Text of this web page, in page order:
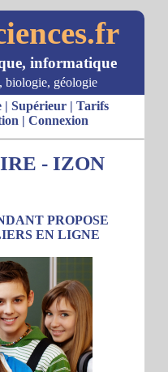
informatique
biologie, géologie
| Supérieur| Tarifs
| Connexion
- IZON
PROPOSE
EN LIGNE